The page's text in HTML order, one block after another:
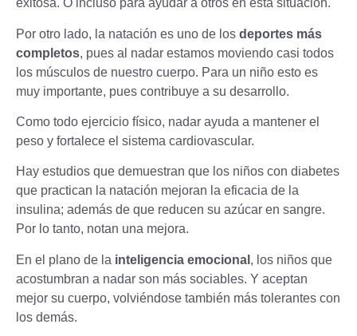
exitosa. O incluso para ayudar a otros en esta situación.
Por otro lado, la natación es uno de los deportes más
completos, pues al nadar estamos moviendo casi todos
los músculos de nuestro cuerpo. Para un niño esto es
muy importante, pues contribuye a su desarrollo.
Como todo ejercicio físico, nadar ayuda a mantener el
peso y fortalece el sistema cardiovascular.
Hay estudios que demuestran que los niños con diabetes
que practican la natación mejoran la eficacia de la
insulina; además de que reducen su azúcar en sangre.
Por lo tanto, notan una mejora.
En el plano de la inteligencia emocional , los niños que
acostumbran a nadar son más sociables. Y aceptan
mejor su cuerpo, volviéndose también más tolerantes con
los demás.